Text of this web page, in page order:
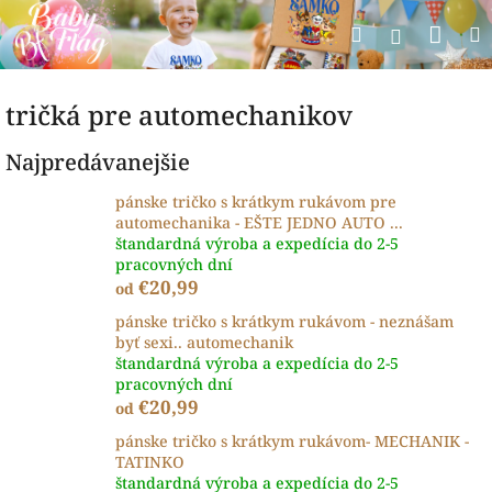
Prejsť
na
obsah
Hľadať
tričká pre automechanikov
Najpredávanejšie
pánske tričko s krátkym rukávom pre
automechanika - EŠTE JEDNO AUTO ...
štandardná výroba a expedícia do 2-5
pracovných dní
od €20,99
pánske tričko s krátkym rukávom - neznášam
byť sexi.. automechanik
štandardná výroba a expedícia do 2-5
pracovných dní
od €20,99
pánske tričko s krátkym rukávom- MECHANIK -
TATINKO
štandardná výroba a expedícia do 2-5